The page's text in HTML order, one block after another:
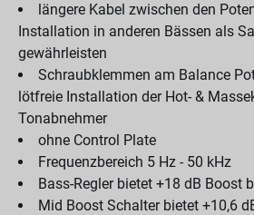
längere Kabel zwischen den
Installation in anderen Bässen als
gewährleisten
Schraubklemmen am Balance
lötfreie Installation der Hot- &
Tonabnehmer
ohne Control Plate
Frequenzbereich 5 Hz - 50 kHz
Bass-Regler bietet +18 dB Boost
Mid Boost Schalter bietet +10,6